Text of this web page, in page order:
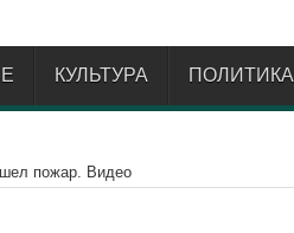
КУЛЬТУРА ПОЛИТИКА
пожар. Видео